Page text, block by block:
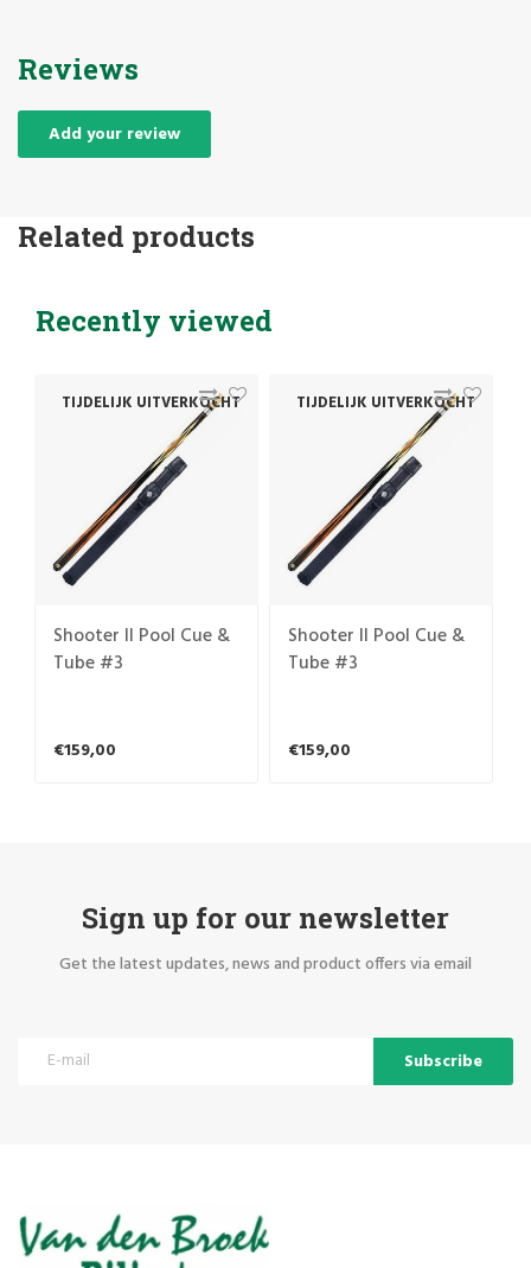
Reviews
Add your review
Related products
Recently viewed
TIJDELIJK UITVERKOCHT
Shooter II Pool Cue &
Tube #3
€159,00
TIJDELIJK UITVERKOCHT
Shooter II Pool Cue &
Tube #3
€159,00
Sign up for our newsletter
Get the latest updates, news and product offers via email
Subscribe